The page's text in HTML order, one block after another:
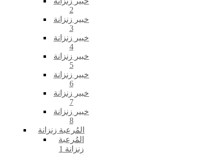
2
خبير زنزانة
3
خبير زنزانة
4
خبير زنزانة
5
خبير زنزانة
6
خبير زنزانة
7
خبير زنزانة
8
المُرعبة زنزانة
المُرعبة
زنزانة 1